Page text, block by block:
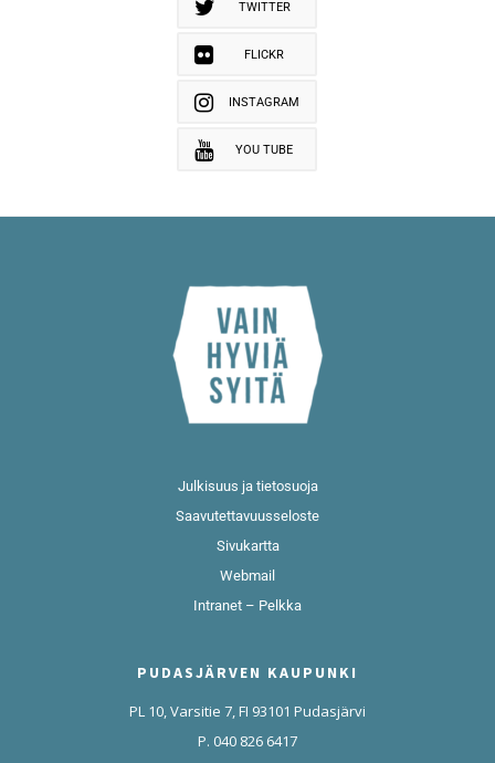
TWITTER
FLICKR
INSTAGRAM
YOU TUBE
Julkisuus ja tietosuoja
Saavutettavuusseloste
Sivukartta
Webmail
Intranet – Pelkka
PUDASJÄRVEN KAUPUNKI
PL 10, Varsitie 7, FI 93101 Pudasjärvi
P. 040 826 6417